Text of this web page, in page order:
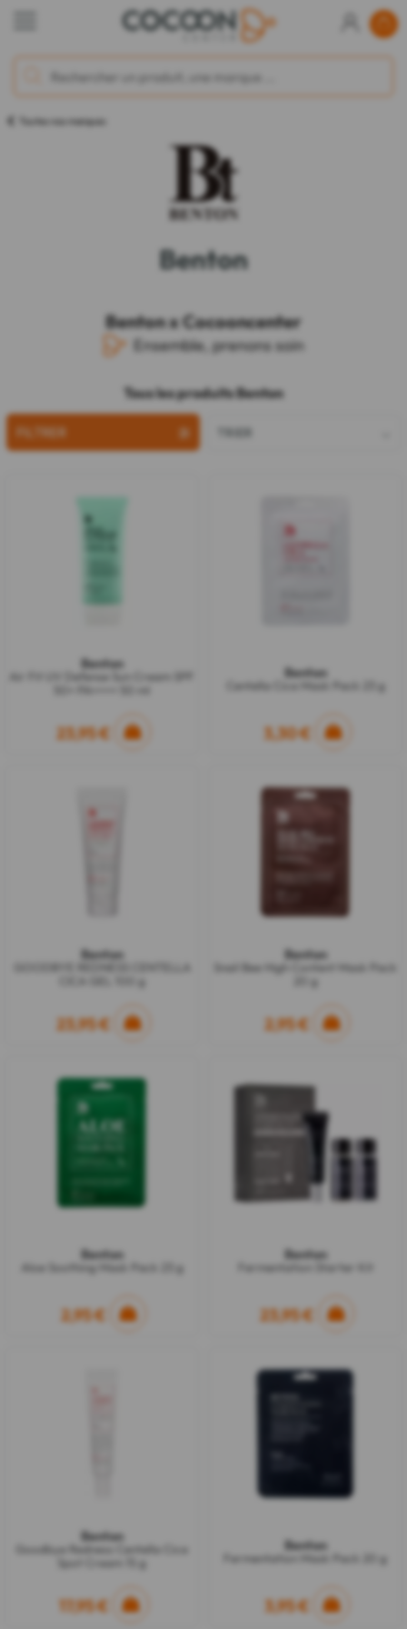
Toutes nos marques
Benton
Benton x Cocooncenter
Ensemble, prenons soin
Tous les produits Benton
FILTRER
Benton
Air Fit UV Defense Sun Cream SPF
23,95 €
Benton
Centella Cica Mask Pack 23 g
3,30 €
Benton
23,95 €
Benton
Snail Bee High Content Mask Pack
2,95 €
Benton
Aloe Soothing Mask Pack 23 g
2,95 €
Benton
Fermentation Starter Kit
23,95 €
Benton
Goodbye Redness Centella Cica
Spot Cream 15 g
17,95 €
Benton
Fermentation Mask Pack 20 g
3,95 €